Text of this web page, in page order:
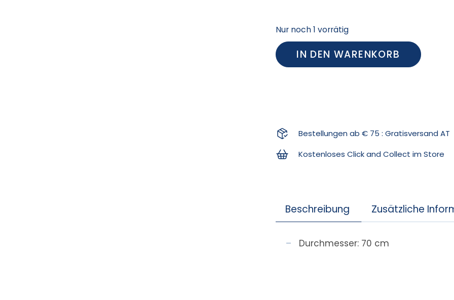
Nur noch 1 vorrätig
IN DEN WARENKORB
Bestellungen ab € 75 : Gratisversand AT
Kostenloses Click and Collect im Store
Beschreibung Zusätzliche
Durchmesser: 70 cm